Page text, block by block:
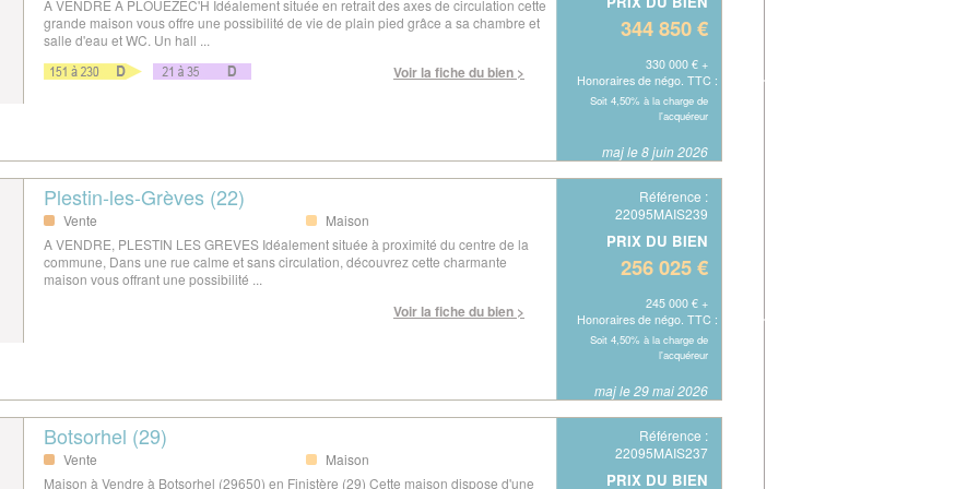
A VENDRE A PLOUEZEC'H Idéalement située en retrait des axes de circulation cette
grande maison vous offre une possibilité de vie de plain pied grâce a sa chambre et
salle d'eau et WC. Un hall ...
Voir la fiche du bien >
344 850 €
330 000 € +
Honoraires de négo. TTC : 14 850 €
Soit 4,50% à la charge de
l'acquéreur
maj le 8 juin 2026
Plestin-les-Grèves (22)
Vente
Maison
A VENDRE, PLESTIN LES GREVES Idéalement située à proximité du centre de la
commune, Dans une rue calme et sans circulation, découvrez cette charmante
maison vous offrant une possibilité ...
Voir la fiche du bien >
Référence :
22095MAIS239
PRIX DU BIEN
256 025 €
245 000 € +
Honoraires de négo. TTC : 11 025 €
Soit 4,50% à la charge de
l'acquéreur
maj le 29 mai 2026
Botsorhel (29)
Vente
Maison
Maison à Vendre à Botsorhel (29650) en Finistère (29) Cette maison dispose d'une
Référence :
22095MAIS237
PRIX DU BIEN